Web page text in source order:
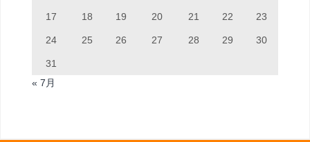
17 18 19 20 21 22 23
24 25 26 27 28 29 30
31
« 7月